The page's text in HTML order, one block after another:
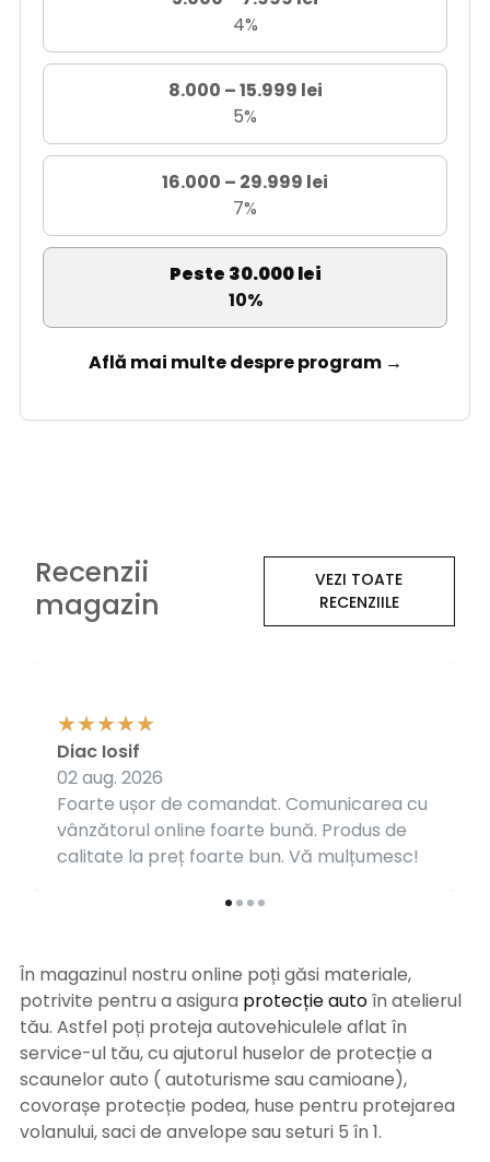
4%
8.000 – 15.999 lei
5%
16.000 – 29.999 lei
7%
Peste 30.000 lei
10%
Află mai multe despre program →
Recenzii
magazin
VEZI TOATE
RECENZIILE
Foarte ușor de comandat. Comunicarea cu
vânzătorul online foarte bună. Produs de
calitate la preț foarte bun. Vă mulțumesc!
Diac Iosif
02 aug. 2026
În magazinul nostru online poți găsi materiale,
potrivite pentru a asigura protecție autoîn atelierul
tău. Astfel poți proteja autovehiculele aflat în
service-ul tău, cu ajutorul huselor de protecție a
scaunelor auto ( autoturisme sau camioane),
covorașe protecție podea, huse pentru protejarea
volanului, saci de anvelope sau seturi 5 în 1.